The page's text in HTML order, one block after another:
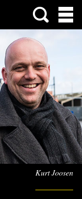
Menu
Kurt Joosen